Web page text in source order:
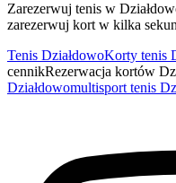
Zarezerwuj tenis w
zarezerwuj kort w kilka
Tenis DziałdowoKorty tenis
cennikRezerwacja kortów
Działdowomultisport tenis